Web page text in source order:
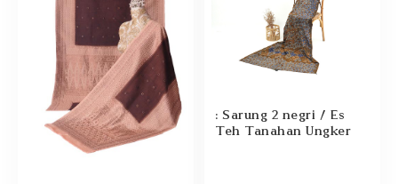
: Sarung 2 negri / Es
Teh Tanahan Ungker